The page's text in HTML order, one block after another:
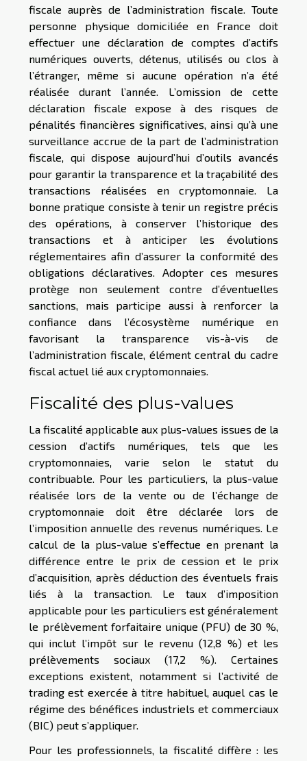
fiscale auprès de l’administration fiscale. Toute
personne physique domiciliée en France doit
effectuer une déclaration de comptes d’actifs
numériques ouverts, détenus, utilisés ou clos à
l’étranger, même si aucune opération n’a été
réalisée durant l’année. L’omission de cette
déclaration fiscale expose à des risques de
pénalités financières significatives, ainsi qu’à une
surveillance accrue de la part de l’administration
fiscale, qui dispose aujourd’hui d’outils avancés
pour garantir la transparence et la traçabilité des
transactions réalisées en cryptomonnaie. La
bonne pratique consiste à tenir un registre précis
des opérations, à conserver l’historique des
transactions et à anticiper les évolutions
réglementaires afin d’assurer la conformité des
obligations déclaratives. Adopter ces mesures
protège non seulement contre d’éventuelles
sanctions, mais participe aussi à renforcer la
confiance dans l’écosystème numérique en
favorisant la transparence vis-à-vis de
l’administration fiscale, élément central du cadre
fiscal actuel lié aux cryptomonnaies.
Fiscalité des plus-values
La fiscalité applicable aux plus-values issues de la
cession d’actifs numériques, tels que les
cryptomonnaies, varie selon le statut du
contribuable. Pour les particuliers, la plus-value
réalisée lors de la vente ou de l’échange de
cryptomonnaie doit être déclarée lors de
l’imposition annuelle des revenus numériques. Le
calcul de la plus-value s’effectue en prenant la
différence entre le prix de cession et le prix
d’acquisition, après déduction des éventuels frais
liés à la transaction. Le taux d’imposition
applicable pour les particuliers est généralement
le prélèvement forfaitaire unique (PFU) de 30 %,
qui inclut l’impôt sur le revenu (12,8 %) et les
prélèvements sociaux (17,2 %). Certaines
exceptions existent, notamment si l’activité de
trading est exercée à titre habituel, auquel cas le
régime des bénéfices industriels et commerciaux
(BIC) peut s’appliquer.
Pour les professionnels, la fiscalité diffère : les